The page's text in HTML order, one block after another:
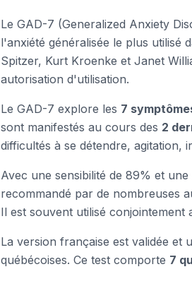
Le GAD-7 (Generalized Anxiety
l'anxiété généralisée le plus utilisé
Spitzer, Kurt Kroenke et Janet
autorisation d'utilisation.
Le GAD-7 explore les 7
sont manifestés au cours des 2
difficultés à se détendre, agitation,
Avec une sensibilité de 89% et
recommandé par de nombreuses
Il est souvent utilisé
La version française est validée et
québécoises. Ce test comporte 7